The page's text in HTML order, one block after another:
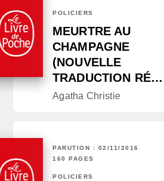
POLICIERS
MEURTRE AU
CHAMPAGNE
(NOUVELLE
TRADUCTION RÉ…
Agatha Christie
PARUTION : 02/11/2016
160 PAGES
POLICIERS